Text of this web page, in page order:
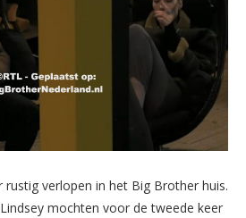
rustig verlopen in het Big Brother huis.
mochten voor de tweede keer